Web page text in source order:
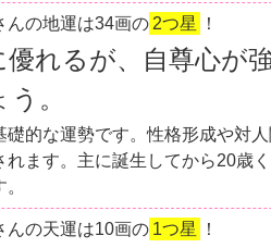
んの地運は34画の 2つ星 ！
優れるが、自尊心が
。
礎的な運勢です。性格形成や対
れます。主に誕生してから20歳
んの天運は10画の 1つ星 ！